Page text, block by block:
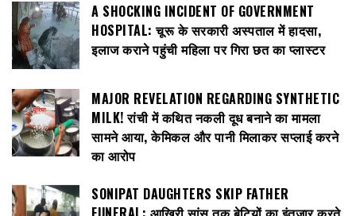
A SHOCKING INCIDENT OF GOVERNMENT
HOSPITAL: चूरू के सरकारी अस्पताल में हादसा,
इलाज कराने पहुंची महिला पर गिरा छत का प्लास्टर
MAJOR REVELATION REGARDING SYNTHETIC
MILK! रांची में कथित नकली दूध बनाने का मामला
सामने आया, केमिकल और पानी मिलाकर सप्लाई करने
का आरोप
SONIPAT DAUGHTERS SKIP FATHER